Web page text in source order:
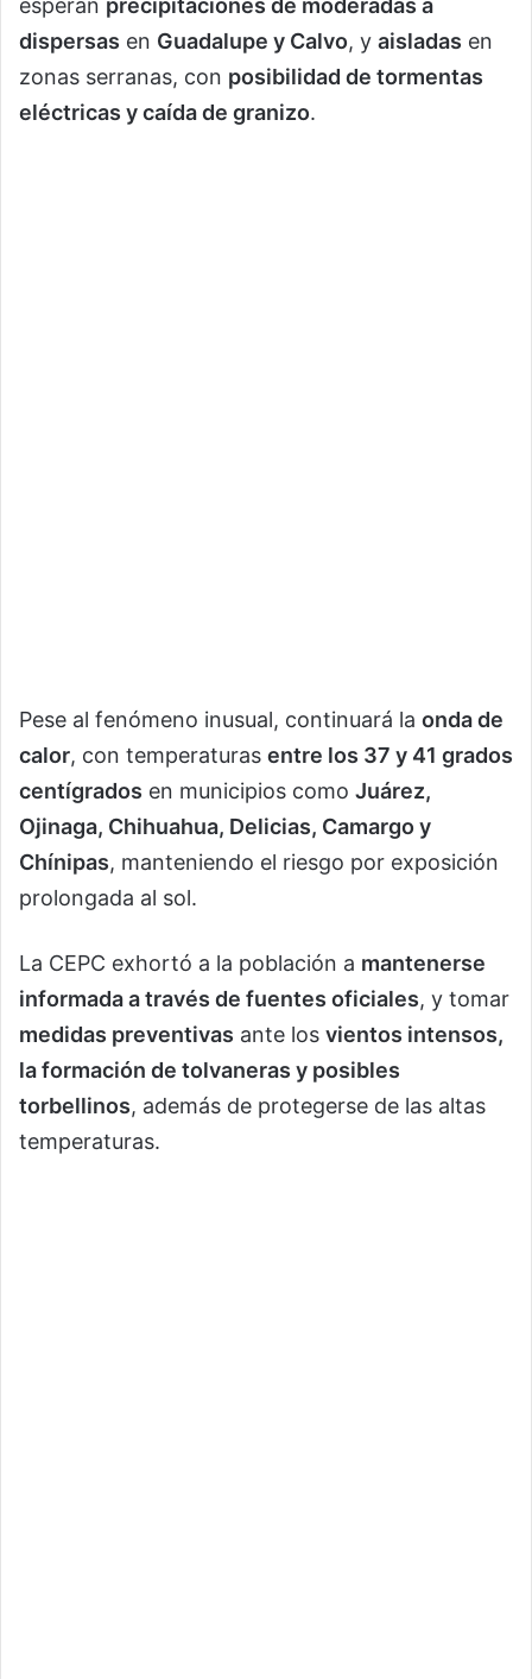
esperan precipitaciones de moderadas a
dispersas en Guadalupe y Calvo, y aisladas en
zonas serranas, con posibilidad de tormentas
eléctricas y caída de granizo.
Pese al fenómeno inusual, continuará la onda de
calor, con temperaturas entre los 37 y 41 grados
centígrados en municipios como Juárez,
Ojinaga, Chihuahua, Delicias, Camargo y
Chínipas, manteniendo el riesgo por exposición
prolongada al sol.
La CEPC exhortó a la población a mantenerse
informada a través de fuentes oficiales, y tomar
medidas preventivas ante los vientos intensos,
la formación de tolvaneras y posibles
torbellinos, además de protegerse de las altas
temperaturas.